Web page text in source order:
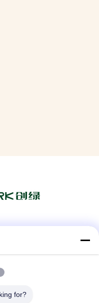
for?